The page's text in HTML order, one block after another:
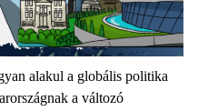
alakul a globális politika
a változó